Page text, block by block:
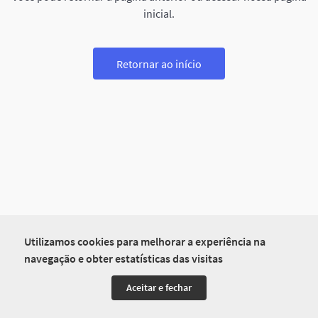
Utilizamos cookies para melhorar a experiência na
navegação e obter estatísticas das visitas
Aceitar e fechar
inicial.
Retornar ao início